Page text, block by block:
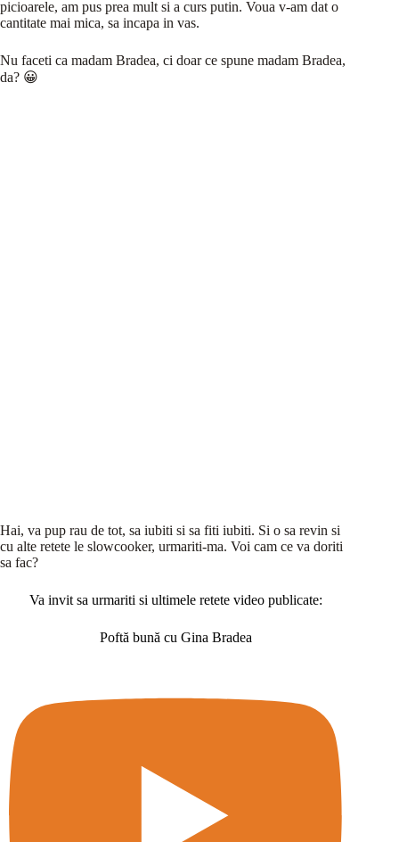
picioarele, am pus prea mult si a curs putin. Voua v-am dat o
cantitate mai mica, sa incapa in vas.
Nu faceti ca madam Bradea, ci doar ce spune madam Bradea,
da? 😀
Hai, va pup rau de tot, sa iubiti si sa fiti iubiti. Si o sa revin si
cu alte retete le slowcooker, urmariti-ma. Voi cam ce va doriti
sa fac?
Va invit sa urmariti si ultimele retete video publicate:
Poftă bună cu Gina Bradea